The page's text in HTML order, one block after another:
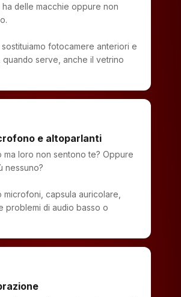
delle macchie oppure non
sostituiamo fotocamere anteriori e
serve, anche il vetrino
e altoparlanti
ma loro non sentono te? Oppure
nessuno?
microfoni, capsula auricolare,
problemi di audio basso o